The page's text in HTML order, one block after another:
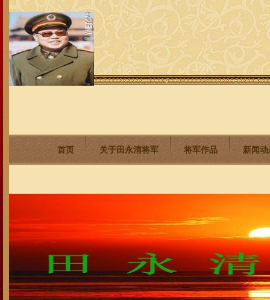
首页 关于田永清将军 将军作品 新闻动